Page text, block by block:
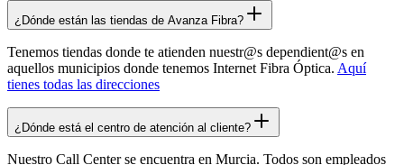
¿Dónde están las tiendas de Avanza Fibra?
Tenemos tiendas donde te atienden nuestr@s dependient@s en
aquellos municipios donde tenemos Internet Fibra Óptica. Aquí
tienes todas las direcciones
¿Dónde está el centro de atención al cliente?
Nuestro Call Center se encuentra en Murcia. Todos son empleados